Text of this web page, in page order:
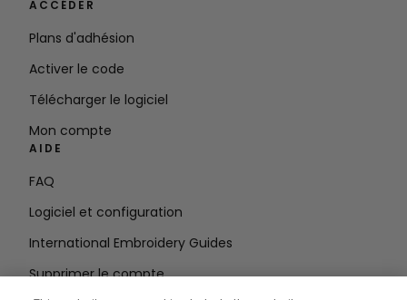
ACCÉDER
Plans d'adhésion
Activer le code
Télécharger le logiciel
Mon compte
AIDE
FAQ
Logiciel et configuration
International Embroidery Guides
Supprimer le compte